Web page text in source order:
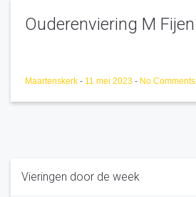
Ouderenviering M Fijen
Maartenskerk - 11 mei 2023 - No Comments
Vieringen door de week